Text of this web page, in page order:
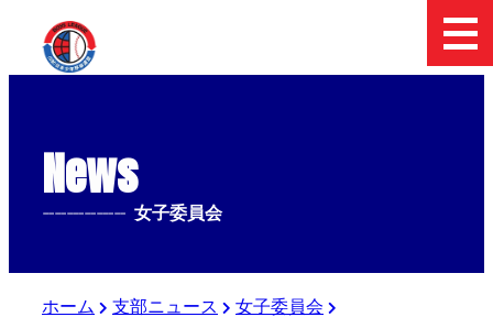
News
-------------- 女子委員会
ホーム 支部ニュース
女子委員会